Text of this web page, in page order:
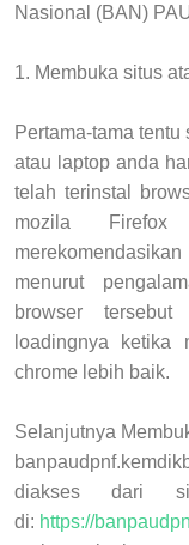
Nasional (BAN)
1. Membuka situs
Pertama-tama
atau laptop anda
telah terinstal
mozila Firefox
menurut
browser
loadingnya ketika
chrome lebih baik.
Selanjutnya
diakses dari
di: https://